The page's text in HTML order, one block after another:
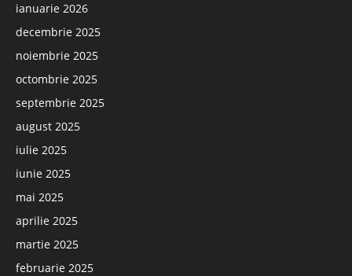
ianuarie 2026
decembrie 2025
noiembrie 2025
octombrie 2025
septembrie 2025
august 2025
iulie 2025
iunie 2025
mai 2025
aprilie 2025
martie 2025
februarie 2025